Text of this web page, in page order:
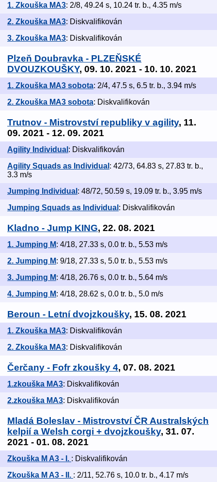
1. Zkouška MA3: 2/8, 49.24 s, 10.24 tr. b., 4.35 m/s
2. Zkouška MA3: Diskvalifikován
3. Zkouška MA3: Diskvalifikován
Plzeň Doubravka - PLZEŇSKÉ
DVOUZKOUŠKY, 09. 10. 2021 - 10. 10. 2021
1. Zkouška MA3 sobota: 2/4, 47.5 s, 6.5 tr. b., 3.94 m/s
2. Zkouška MA3 sobota: Diskvalifikován
Trutnov - Mistrovství republiky v agility, 11.
09. 2021 - 12. 09. 2021
Agility Individual : Diskvalifikován
Agility Squads as Individual : 42/73, 64.83 s, 27.83 tr. b.,
3.3 m/s
Jumping Individual : 48/72, 50.59 s, 19.09 tr. b., 3.95 m/s
Jumping Squads as Individual : Diskvalifikován
Kladno - Jump KING, 22. 08. 2021
1. Jumping M: 4/18, 27.33 s, 0.0 tr. b., 5.53 m/s
2. Jumping M: 9/18, 27.33 s, 5.0 tr. b., 5.53 m/s
3. Jumping M: 4/18, 26.76 s, 0.0 tr. b., 5.64 m/s
4. Jumping M: 4/18, 28.62 s, 0.0 tr. b., 5.0 m/s
Beroun - Letní dvojzkoušky, 15. 08. 2021
1. Zkouška MA3: Diskvalifikován
2. Zkouška MA3: Diskvalifikován
Čerčany - Fofr zkoušky 4, 07. 08. 2021
1.zkouška MA3: Diskvalifikován
2.zkouška MA3: Diskvalifikován
Mladá Boleslav - Mistrovství ČR Australských
kelpií a Welsh corgi + dvojzkoušky, 31. 07.
2021 - 01. 08. 2021
Zkouška M A3 - I. : Diskvalifikován
Zkouška M A3 - II. : 2/11, 52.76 s, 10.0 tr. b., 4.17 m/s